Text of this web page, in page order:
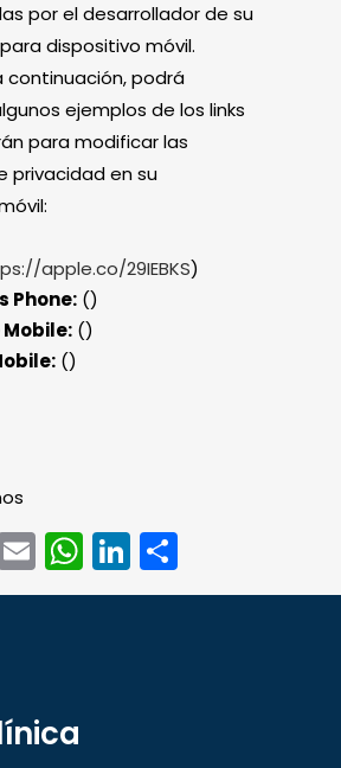
por el desarrollador de su
dispositivo móvil.
continuación, podrá
ejemplos de los links
para modificar las
privacidad en su
apple.co/29IEBKS)
Phone: ()
()
()
EmailWhatsApp
LinkedIn